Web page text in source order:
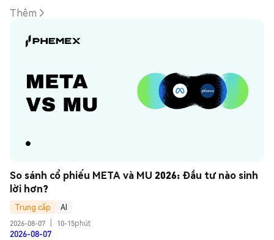
Thêm
So sánh cổ phiếu META và MU 2026: Đầu tư nào sinh
lời hơn?
Trung cấp
AI
2026-08-07
10-15phút
2026-08-07